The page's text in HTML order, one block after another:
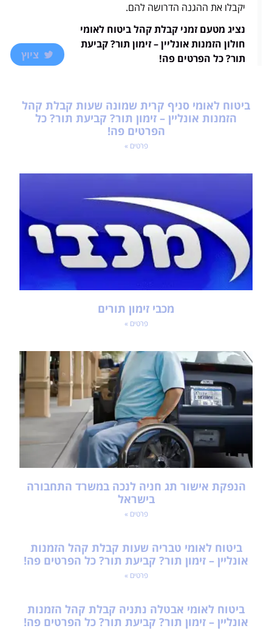
יקבלו את ההגנה הדרושה להם.
נציג מטעם זמני קבלת קהל ביטוח לאומי
חולון הזמנות אונליין – זימון תור? קביעת
תור? כל הפרטים פה!
ציוץ
ביטוח לאומי סניף קרית שמונה שעות קבלת קהל
הזמנות אונליין – זימון תור? קביעת תור? כל
הפרטים פה!
פרטים »
מכבי זימון תורים
פרטים »
הנפקת אישור תג חניה לנכה במשרד התחבורה
בישראל
פרטים »
ביטוח לאומי טבריה שעות קבלת קהל הזמנות
אונליין – זימון תור? קביעת תור? כל הפרטים פה!
פרטים »
ביטוח לאומי אבטלה נתניה קבלת קהל הזמנות
אונליין – זימון תור? קביעת תור? כל הפרטים פה!